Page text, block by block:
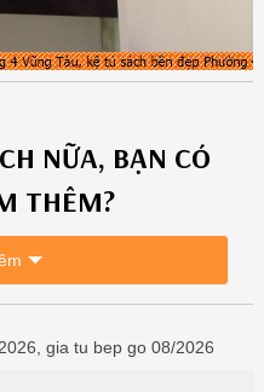
NỮA, BẠN CÓ
THÊM?
gia tu bep go 08/2026